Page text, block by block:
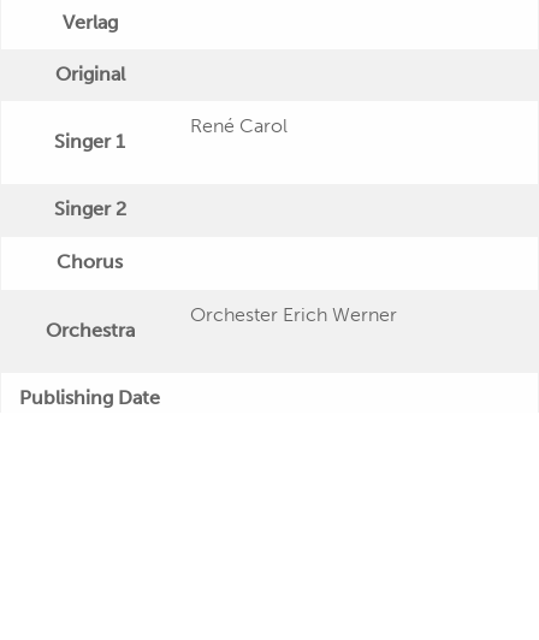
Verlag
Original
Singer 1
René Carol
Singer 2
Chorus
Orchestra
Orchester Erich Werner
Publishing Date